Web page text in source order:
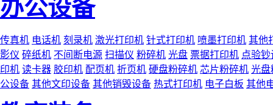
办公设备
传真机 电话机 刻录机 激光打印机 针式打印机 喷墨打印机 其他
影仪 碎纸机 不间断电源 扫描仪 粉碎机 光盘 票据打印机 点验钞
印机 读卡器 胶印机 配页机 折页机 硬盘粉碎机 芯片粉碎机 光盘
公设备 其他文印设备 其他销毁设备 热式打印机 电子白板 其他